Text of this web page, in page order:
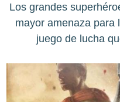
Los grandes
mayor amenaza para
juego de lucha